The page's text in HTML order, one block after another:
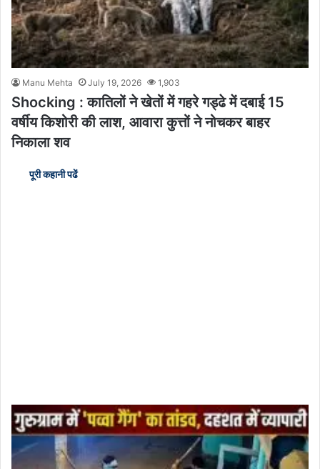
Manu Mehta July 19, 2026 1,903
Shocking : कातिलों ने खेतों में गहरे गड्ढे में दबाई 15
वर्षीय किशोरी की लाश, आवारा कुत्तों ने नोचकर बाहर
निकाला शव
पूरी कहानी पढें